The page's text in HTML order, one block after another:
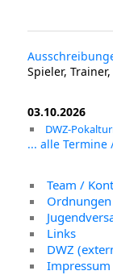
Spieler,
03.10.2026
DWZ-
... alle Termine
Team /
Ordnungen
Links
DWZ
Impressum